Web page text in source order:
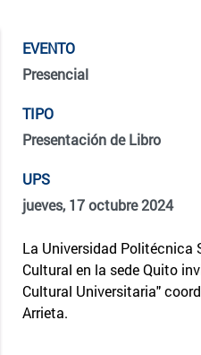
EVENTO
Presencial
TIPO
Presentación de Libro
UPS
jueves, 17 octubre 2024
La Universidad Politécnica
Cultural en la sede Quito
Cultural Universitaria"
Arrieta.